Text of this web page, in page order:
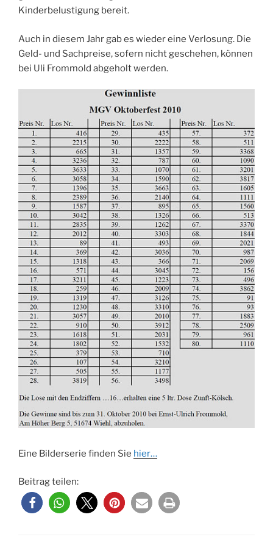
Kinderbelustigung bereit.
Auch in diesem Jahr gab es wieder eine Verlosung. Die
Geld- und Sachpreise, sofern nicht geschehen, können
bei Uli Frommold abgeholt werden.
Eine Bilderserie finden Sie hier…
Beitrag teilen: